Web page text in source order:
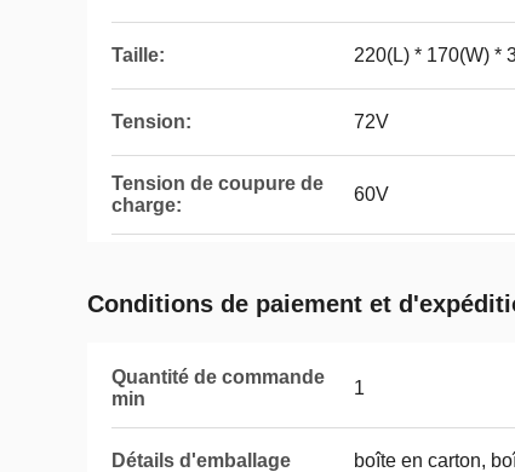
Taille: 220(L) * 170(W) *
Tension: 72V
Tension de coupure de
charge:
60V
Conditions de paiement et
Quantité de commande
min
1
Détails d'emballage boîte en carton,